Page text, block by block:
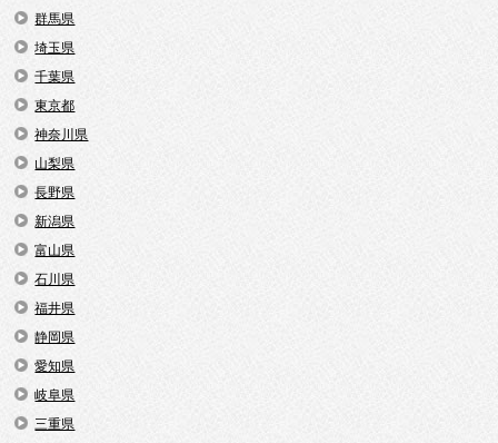
群馬県
埼玉県
千葉県
東京都
神奈川県
山梨県
長野県
新潟県
富山県
石川県
福井県
静岡県
愛知県
岐阜県
三重県